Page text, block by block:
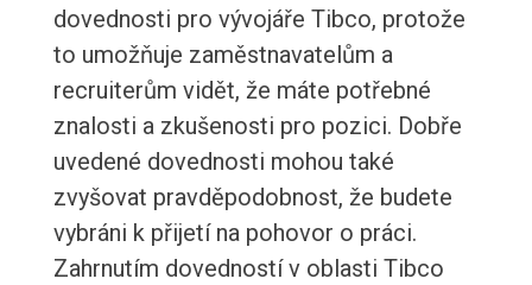
dovednosti pro vývojáře Tibco, protože
to umožňuje zaměstnavatelům a
recruiterům vidět, že máte potřebné
znalosti a zkušenosti pro pozici. Dobře
uvedené dovednosti mohou také
zvyšovat pravděpodobnost, že budete
vybráni k přijetí na pohovor o práci.
Zahrnutím dovedností v oblasti Tibco